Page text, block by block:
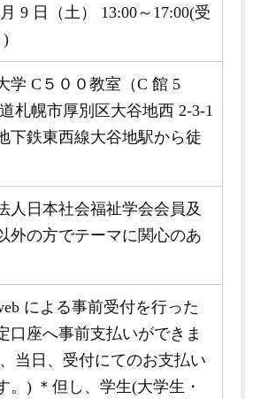
9 日（土） 13:00～17:00(受
)
学 C５００教室（C 館 5
札幌市厚別区大谷地西 2-3-1
下鉄東西線大谷地駅から徒
人日本社会福祉学会会員及
外の方でテーマに関心のあ
による事前受付を行った
口座へ事前支払いができま
当日、受付にてのお支払い
。) ＊但し、学生(大学生・